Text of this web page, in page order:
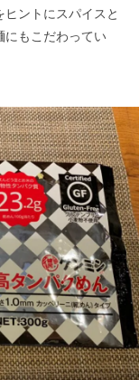
ントにスパイスと
にもこだわってい